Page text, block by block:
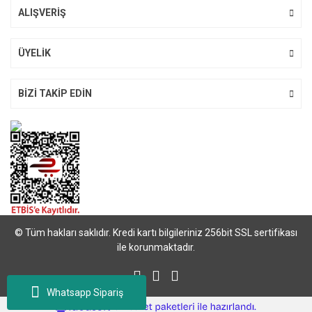
Whatsapp Sipariş
ALIŞVERİŞ
ÜYELİK
BİZİ TAKİP EDİN
© Tüm hakları saklıdır. Kredi kartı bilgileriniz 256bit SSL sertifikası
ile korunmaktadır.
e-